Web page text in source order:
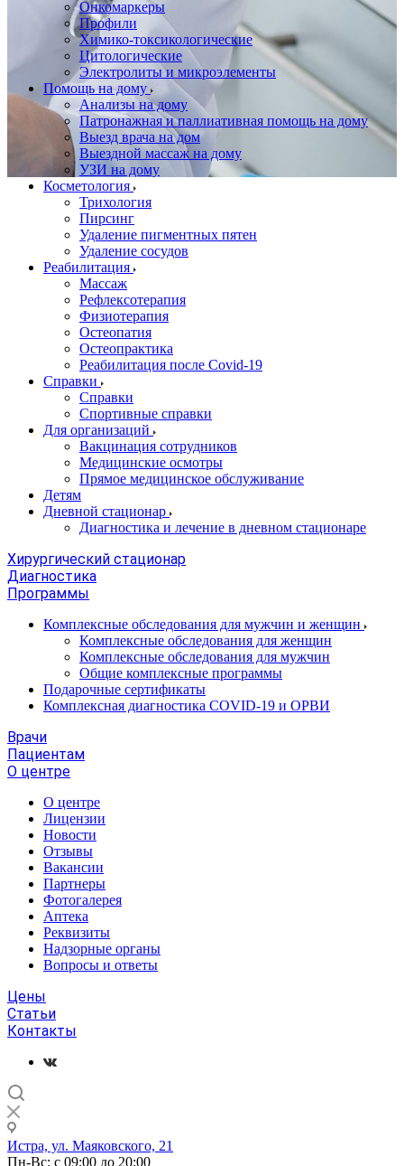
Онкомаркеры
Профили
Химико-токсикологические
Цитологические
Электролиты и микроэлементы
Помощь на дому
Анализы на дому
Патронажная и паллиативная помощь на дому
Выезд врача на дом
Выездной массаж на дому
УЗИ на дому
Косметология
Трихология
Пирсинг
Удаление пигментных пятен
Удаление сосудов
Реабилитация
Массаж
Рефлексотерапия
Физиотерапия
Остеопатия
Остеопрактика
Реабилитация после Covid-19
Справки
Справки
Спортивные справки
Для организаций
Вакцинация сотрудников
Медицинские осмотры
Прямое медицинское обслуживание
Детям
Дневной стационар
Диагностика и лечение в дневном стационаре
Хирургический стационар
Диагностика
Программы
Комплексные обследования для мужчин и женщин
Комплексные обследования для женщин
Комплексные обследования для мужчин
Общие комплексные программы
Подарочные сертификаты
Комплексная диагностика COVID-19 и ОРВИ
Врачи
Пациентам
О центре
О центре
Лицензии
Новости
Отзывы
Вакансии
Партнеры
Фотогалерея
Аптека
Реквизиты
Надзорные органы
Вопросы и ответы
Цены
Статьи
Контакты
Истра, ул. Маяковского, 21
Пн-Вс: с 09:00 до 20:00